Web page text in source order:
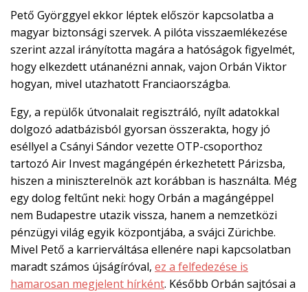
Pető Györggyel ekkor léptek először kapcsolatba a
magyar biztonsági szervek. A pilóta visszaemlékezése
szerint azzal irányította magára a hatóságok figyelmét,
hogy elkezdett utánanézni annak, vajon Orbán Viktor
hogyan, mivel utazhatott Franciaországba.
Egy, a repülők útvonalait regisztráló, nyílt adatokkal
dolgozó adatbázisból gyorsan összerakta, hogy jó
eséllyel a Csányi Sándor vezette OTP-csoporthoz
tartozó Air Invest magángépén érkezhetett Párizsba,
hiszen a miniszterelnök azt korábban is használta. Még
egy dolog feltűnt neki: hogy Orbán a magángéppel
nem Budapestre utazik vissza, hanem a nemzetközi
pénzügyi világ egyik központjába, a svájci Zürichbe.
Mivel Pető a karrierváltása ellenére napi kapcsolatban
maradt számos újságíróval, ez a felfedezése is
hamarosan megjelent hírként. Később Orbán sajtósai a